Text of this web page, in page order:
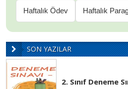
Haftalık Ödev Haftalık
SON YAZILAR
2. Sınıf Deneme